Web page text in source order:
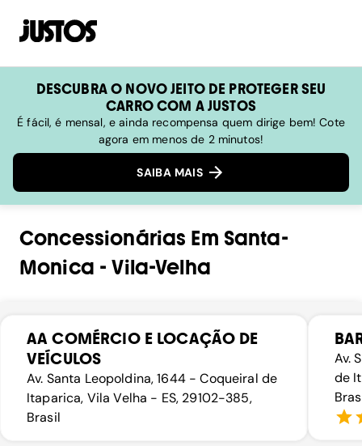
DESCUBRA O NOVO JEITO DE PROTEGER SEU
CARRO COM A JUSTOS
É fácil, é mensal, e ainda recompensa quem dirige bem! Cote
agora em menos de 2 minutos!
SAIBA MAIS
Concessionárias Em Santa-
Monica -Vila-Velha
AA COMÉRCIO E LOCAÇÃO DE
VEÍCULOS
Av. Santa Leopoldina, 1644 - Coqueiral de
Itaparica, Vila Velha - ES, 29102-385,
Brasil
Av.
de